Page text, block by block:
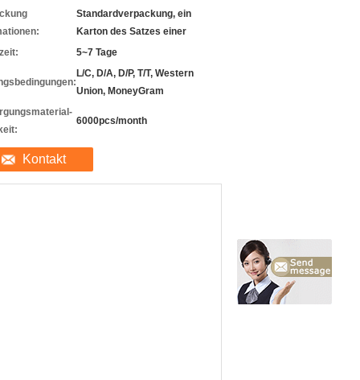
Standardverpackung, ein
Karton des Satzes einer
5~7 Tage
L/C, D/A, D/P, T/T, Western
Union, MoneyGram
6000pcs/month
Kontakt